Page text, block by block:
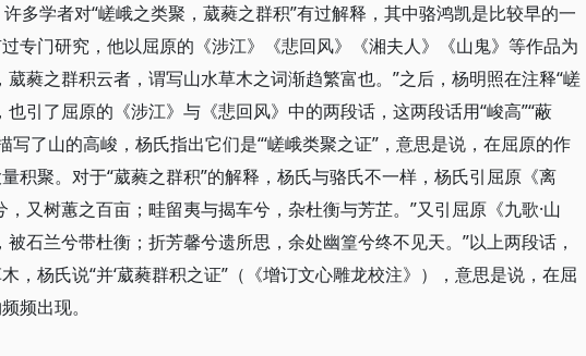
多学者对“嵯峨之类聚，葳蕤之群积”有过解释，其中骆鸿凯是比较早的一
专门研究，他以屈原的《涉江》《悲回风》《湘夫人》《山鬼》等作品为
葳蕤之群积云者，谓写山水草木之词渐趋繁富也。”之后，杨明照在注释“嵯
引了屈原的《涉江》与《悲回风》中的两段话，这两段话用“峻高”“蔽
描写了山的高峻，杨氏指出它们是“‘嵯峨类聚之证”，意思是说，在屈原的作
积聚。对于“葳蕤之群积”的解释，杨氏与骆氏不一样，杨氏引屈原《离
又树蕙之百亩；畦留夷与揭车兮，杂杜衡与芳芷。”又引屈原《九歌·山
被石兰兮带杜衡；折芳馨兮遗所思，余处幽篁兮终不见天。”以上两段话，
，杨氏说“并‘葳蕤群积之证”（《增订文心雕龙校注》），意思是说，在屈
频出现。